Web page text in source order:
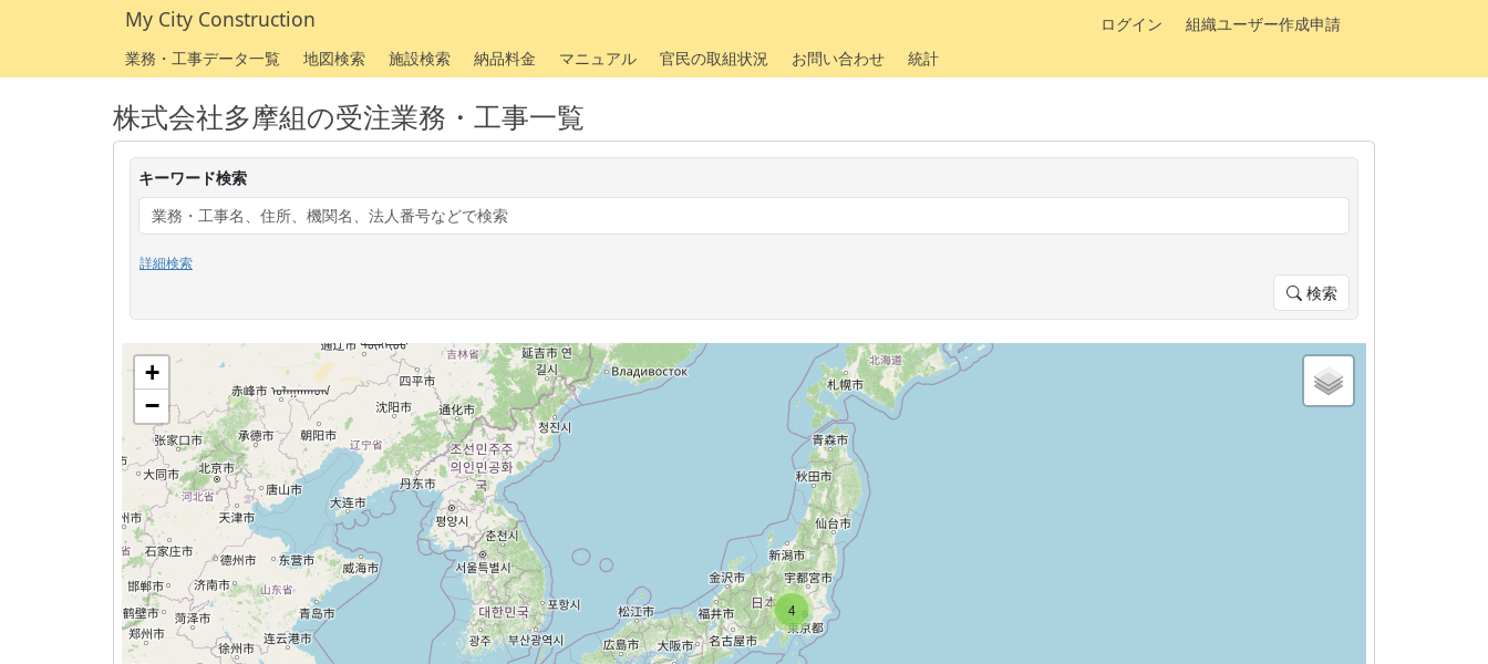
My City Construction ログイン
組織ユーザー作成申請
業務・工事データ一覧
地図検索 施設検索 納品料金 マニュアル 官民の取組状況 お問い合わせ 統計
株式会社多摩組の受注業務・工事一覧
キーワード検索
詳細検索
検索
4
+
−